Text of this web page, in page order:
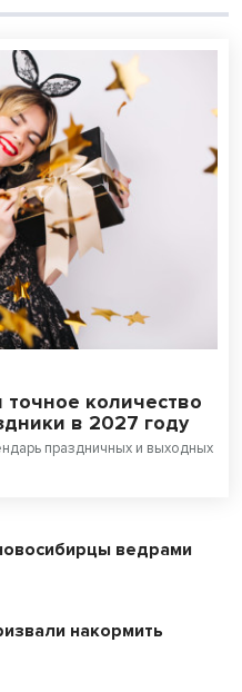
количество
в 2027 году
праздничных и выходных
ведрами
накормить